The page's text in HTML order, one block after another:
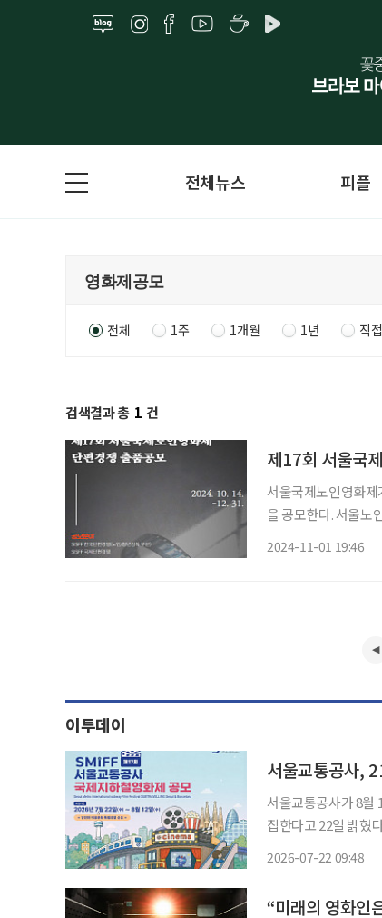
전체뉴스 피플
전체 1주 1개월 1년 직
검색결과 총 1 건
제17회 서울국
서울국제노인영화제
을 공모한다. 서울노인복지센터가 주최하고 서울노인영화제 사무국이 주관하는 서울국제노
2024-11-01 19:46
이투데이
서울교통공사,
서울교통공사가 8월
집한다고 22일 밝혔다. 올해로 17회를 맞는 영화제는 공사와 서울국제초단편영상제
2026-07-22 09:48